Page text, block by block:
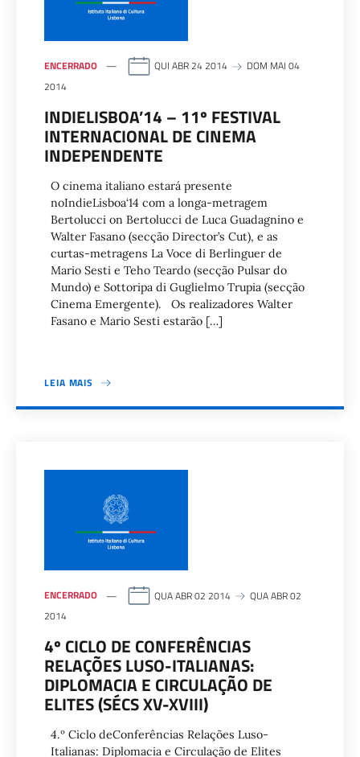
ENCERRADO QUI ABR 24 2014
DOM MAI 04
2014
INDIELISBOA’14 – 11º FESTIVAL
INTERNACIONAL DE CINEMA
INDEPENDENTE
O cinema italiano estará presente
noIndieLisboa‘14 com a longa-metragem
Bertolucci on Bertolucci de Luca Guadagnino e
Walter Fasano (secção Director’s Cut), e as
curtas-metragens La Voce di Berlinguer de
Mario Sesti e Teho Teardo (secção Pulsar do
Mundo) e Sottoripa di Guglielmo Trupia (secção
Cinema Emergente). Os realizadores Walter
Fasano e Mario Sesti estarão […]
LEIA MAIS
ENCERRADO QUA ABR 02 2014
QUA ABR 02
2014
4º CICLO DE CONFERÊNCIAS
RELAÇÕES LUSO-ITALIANAS:
DIPLOMACIA E CIRCULAÇÃO DE
ELITES (SÉCS XV-XVIII)
4.º Ciclo deConferências Relações Luso-
Italianas: Diplomacia e Circulação de Elites